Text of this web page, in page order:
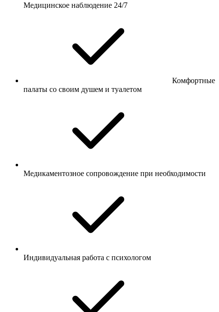
Медицинское наблюдение 24/7
Комфортные
палаты со своим душем и туалетом
Медикаментозное сопровождение при необходимости
Индивидуальная работа с психологом